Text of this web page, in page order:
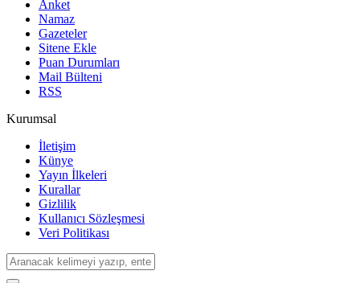
Anket
Namaz
Gazeteler
Sitene Ekle
Puan Durumları
Mail Bülteni
RSS
Kurumsal
İletişim
Künye
Yayın İlkeleri
Kurallar
Gizlilik
Kullanıcı Sözleşmesi
Veri Politikası